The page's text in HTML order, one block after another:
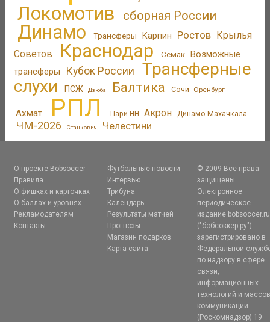
Локомотив сборная России
Динамо Трансферы Карпин Ростов
Крылья
Советов
Краснодар Семак Возможные
трансферы
Кубок России
Трансферные
слухи
ПСЖ Дзюба Балтика Сочи Оренбург
Ахмат РПЛ Пари НН Акрон Динамо Махачкала
ЧМ-2026 Станкович Челестини
О проекте Bobsoccer
Правила
О фишках и карточках
О баллах и уровнях
Рекламодателям
Контакты
Футбольные новости
Интервью
Трибуна
Календарь
Результаты матчей
Прогнозы
Магазин подарков
Карта сайта
© 2009 Все права
защищены.
Электронное
периодическое
издание bobsoccer.ru
("бобсоккер.ру")
зарегистрировано в
Федеральной
по надзору в сфере
связи,
информационных
технологий и
коммуникаций
(Роскомнадзор) 19